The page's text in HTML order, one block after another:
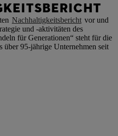
Nachhaltigkeitsbericht vor und
und -aktivitäten des
für Generationen“ steht für die
über 95-jährige Unternehmen seit